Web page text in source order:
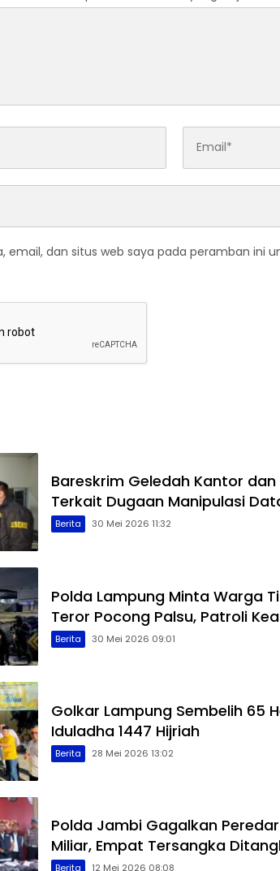
email, dan situs web saya pada peramban ini
Bareskrim Geledah Kantor dan
Terkait Dugaan Manipulasi
Berita 30 Mei 2026 11:32
Polda Lampung Minta Warga
Teror Pocong Palsu, Patroli
Berita 30 Mei 2026 09:01
Golkar Lampung Sembelih 65
Iduladha 1447 Hijriah
Berita 28 Mei 2026 13:02
Polda Jambi Gagalkan
Miliar, Empat Tersangka
Berita 12 Mei 2026 08:08